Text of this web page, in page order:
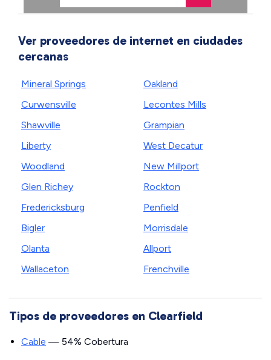
Ver proveedores de internet en ciudades
cercanas
Mineral Springs
Curwensville
Shawville
Liberty
Woodland
Glen Richey
Fredericksburg
Bigler
Olanta
Wallaceton
Oakland
Lecontes Mills
Grampian
West Decatur
New Millport
Rockton
Penfield
Morrisdale
Allport
Frenchville
Tipos de proveedores en Clearfield
Cable — 54% Cobertura